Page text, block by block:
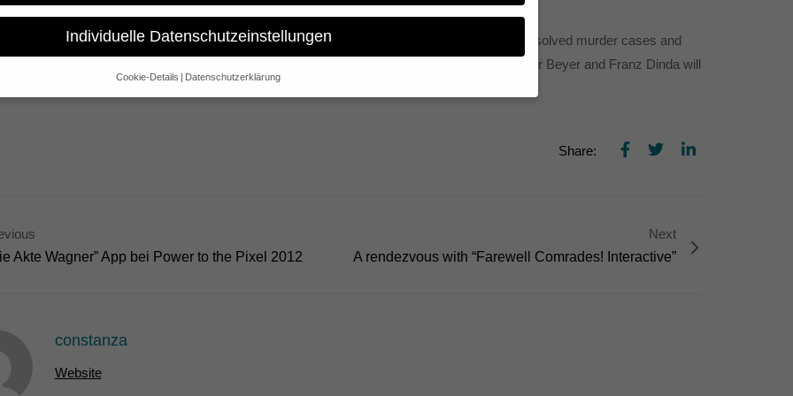
the Italian autumn sun we are filming the scenic elements of our two-part docudrama about unsolved murder cases and
within the Medici dynasty. A great cast with German top actors Jana Pallaske, Alexander Beyer and Franz Dinda will
Share:
Akte Wagner” App bei Power to the Pixel 2012
Next
A rendezvous with “Farewell Comrades! Interactive”
constanza
Website
Individuelle Datenschutzeinstellungen
Cookie-Details Datenschutzerklärung
Datenschutzeinstellungen
die Verwendung Ihrer Daten finden Sie in unserer
über alle verwendeten Cookies. Sie können Ihre Einwilligung zu ganzen Kategorien
Informationen anzeigen lassen und so nur bestimmte Cookies auswählen.
grundlegende Funktionen und sind für die einwandfreie Funktion der Website erforderlich.